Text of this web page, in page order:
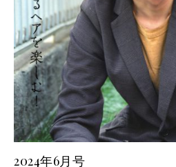
2024年6月号